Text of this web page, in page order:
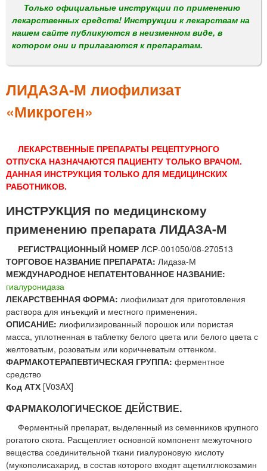
м
е
н
Только официальные инструкции по применению
лекарственных средств! Инструкции к лекарствам на
нашем сайте публикуются в неизменном виде, в
котором они и прилагаются к препаратам.
ЛИДАЗА-М лиофилизат
«Микроген»
ЛЕКАРСТВЕННЫЕ ПРЕПАРАТЫ РЕЦЕПТУРНОГО
ОТПУСКА НАЗНАЧАЮТСЯ ПАЦИЕНТУ ТОЛЬКО ВРАЧОМ.
ДАННАЯ ИНСТРУКЦИЯ ТОЛЬКО ДЛЯ МЕДИЦИНСКИХ
РАБОТНИКОВ.
ИНСТРУКЦИЯ по медицинскому
применению препарата ЛИДАЗА-М
РЕГИСТРАЦИОННЫЙ НОМЕР ЛСР-001050/08-270513
ТОРГОВОЕ НАЗВАНИЕ ПРЕПАРАТА: Лидаза-М
МЕЖДУНАРОДНОЕ НЕПАТЕНТОВАННОЕ НАЗВАНИЕ:
гиалуронидаза
ЛЕКАРСТВЕННАЯ ФОРМА: лиофилизат для приготовления
раствора для инъекций и местного применения.
ОПИСАНИЕ: лиофилизированный порошок или пористая
масса, уплотненная в таблетку белого цвета или белого цвета с
желтоватым, розоватым или коричневатым оттенком.
ФАРМАКОТЕРАПЕВТИЧЕСКАЯ ГРУППА: ферментное
средство
Код АТХ [V03AX]
ФАРМАКОЛОГИЧЕСКОЕ ДЕЙСТВИЕ.
Ферментный препарат, выделенный из семенников крупного
рогатого скота. Расщепляет основной компонент межуточного
вещества соединительной ткани гиалуроновую кислоту
(мукополисахарид, в состав которого входят ацетилглюкозамин